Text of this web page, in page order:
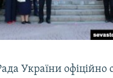
України офіційно